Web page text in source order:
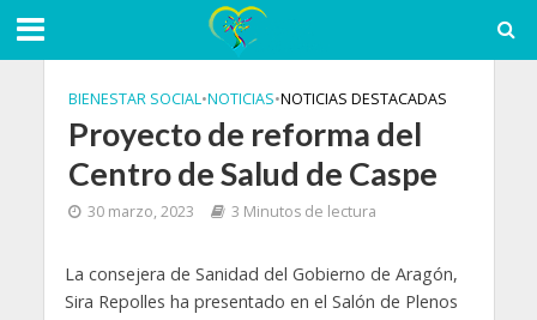
BIENESTAR SOCIAL•NOTICIAS•NOTICIAS DESTACADAS
Proyecto de reforma del
Centro de Salud de Caspe
30 marzo, 2023 3 Minutos de lectura
La consejera de Sanidad del Gobierno de Aragón,
Sira Repolles ha presentado en el Salón de Plenos